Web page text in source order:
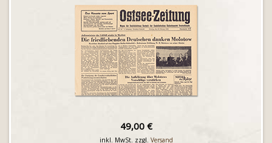
49,00 €
inkl. MwSt. zzgl. Versand